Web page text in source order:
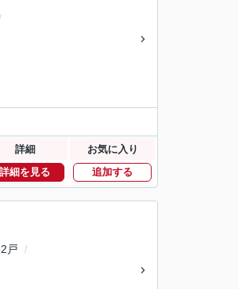
詳細 お気に入り
詳細を見る 追加する
戸